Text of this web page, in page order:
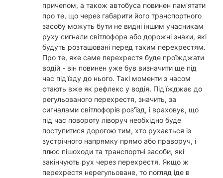
причепом, а також автобуса повинен пам'ятати
про те, що через габарити його транспортного
засобу можуть бути не видні іншим учасникам
руху сигнали світлофора або дорожні знаки, які
будуть розташовані перед таким перехрестям.
Про те, яке саме перехрестя буде проїжджати
водій - він повинен уже був визначити ще під
час під'їзду до нього. Такі моменти з часом
стають вже як рефлекс у водія. Під'їжджає до
регульованого перехрестя, значить, за
сигналами світлофорів роз'їзд, і враховує, що
під час повороту ліворуч необхідно буде
поступитися дорогою тим, хто рухається із
зустрічного напрямку прямо або праворуч, і
плюс пішоходи та транспортні засоби, які
закінчують рух через перехрестя. Якщо ж
перехрестя нерегульоване, то погляд іде в